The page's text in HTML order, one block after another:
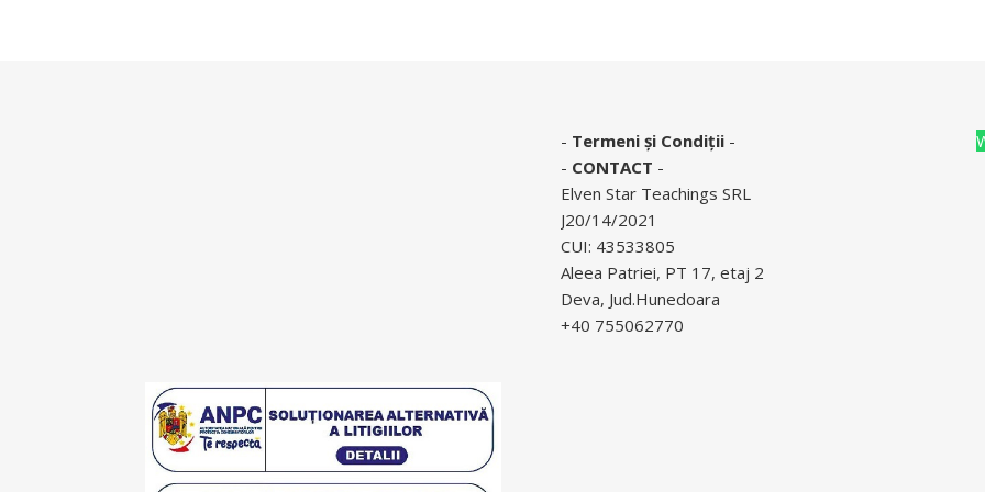
- Termeni și Condiții -
- CONTACT -
Elven Star Teachings SRL
J20/14/2021
CUI: 43533805
Aleea Patriei, PT 17, etaj 2
Deva, Jud.Hunedoara
+40 755062770